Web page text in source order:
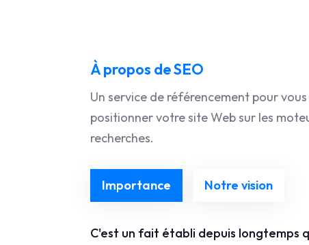
À propos de SEO
Un service de référencement pour
positionner votre site Web sur les
recherches.
Importance Notre vision
C'est un fait établi depuis longtemps